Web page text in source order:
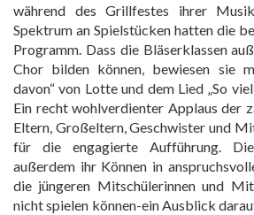
während des Grillfestes ihrer
Spektrum an Spielstücken hatten die
Programm. Dass die Bläserklassen
Chor bilden können, bewiesen sie
davon“ von Lotte und dem Lied „So
Ein recht wohlverdienter Applaus der
Eltern, Großeltern, Geschwister und
für die engagierte Aufführung.
außerdem ihr Können in
die jüngeren Mitschülerinnen und
nicht spielen können-ein Ausblick